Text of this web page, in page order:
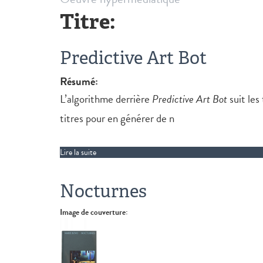
Titre:
Predictive Art Bot
Résumé:
L’algorithme derrière Predictive Art Botsuit
titres pour en générer de n
Lire la suite
Nocturnes
Image de couverture: